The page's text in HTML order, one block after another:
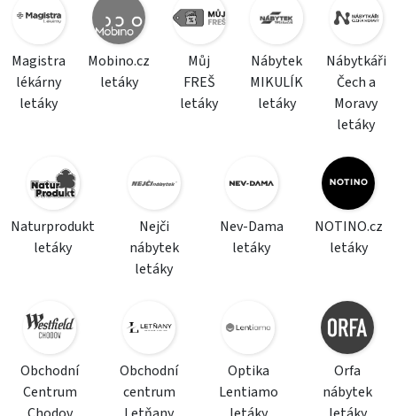
Magistra
lékárny
letáky
Mobino.cz
letáky
Můj
FREŠ
letáky
Nábytek
MIKULÍK
letáky
Nábytkáři
Čech a
Moravy
letáky
Naturprodukt
letáky
Nejči
nábytek
letáky
Nev-Dama
letáky
NOTINO.cz
letáky
Obchodní
Centrum
Obchodní
centrum
Optika
Lentiamo
Orfa
nábytek